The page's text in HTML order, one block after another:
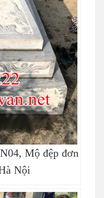
Mộ đệp đơn
Nội